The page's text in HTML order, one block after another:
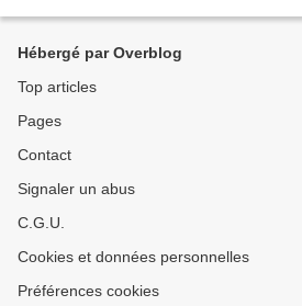
Hébergé par Overblog
Top articles
Pages
Contact
Signaler un abus
C.G.U.
Cookies et données personnelles
Préférences cookies